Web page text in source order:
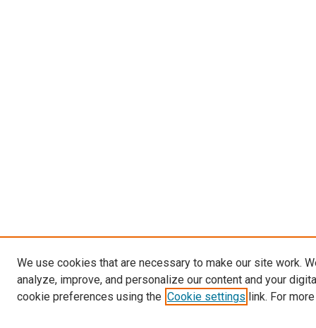
We use cookies that are necessary to make our site work.
analyze, improve, and personalize our content and your
cookie preferences using the Cookie settings link. For